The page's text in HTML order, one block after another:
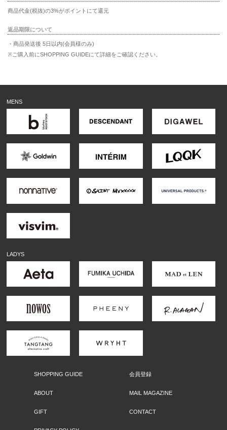
商品代金(税抜)の3%がポイントにて還元
返品期限について
・商品発送後 5日以内(会員様のみ)
※ご購入前にSHOPPING GUIDEにて詳細をご確認ください。
MENS
LADYS
SHOPPING GUIDE 会員登録
ABOUT MAIL MAGAZINE
GIFT CONTACT